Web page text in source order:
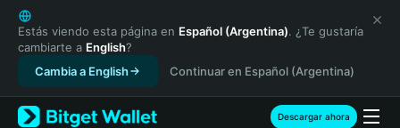
English
日本語
Tiếng Việt
Русский
Español (Latinoamérica)
Türkçe
Estás viendo esta página en Español (Argentina). ¿Te gustaría
cambiarte a English?
Cambia a English
Continuar en Español (Argentina)
Descargar ahora